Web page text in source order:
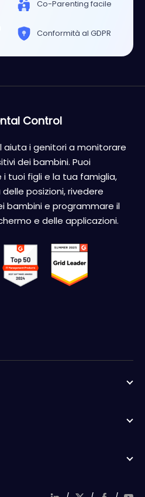
Co-Parenting facile
Conformità al GDPR
Control
aiuta i genitori a monitorare
dei bambini. Puoi
tuoi figli e la tua famiglia,
posizioni, rivedere
bambini e programmare il
e delle applicazioni.